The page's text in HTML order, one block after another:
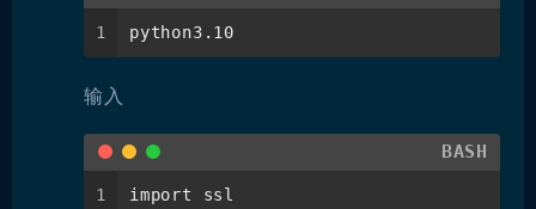
1 python3.10
输入
BASH
1
import ssl